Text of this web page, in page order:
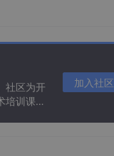
社区为开
培训课程
加入社区